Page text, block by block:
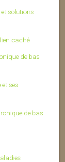
solutions
caché
de bas
ses
de bas